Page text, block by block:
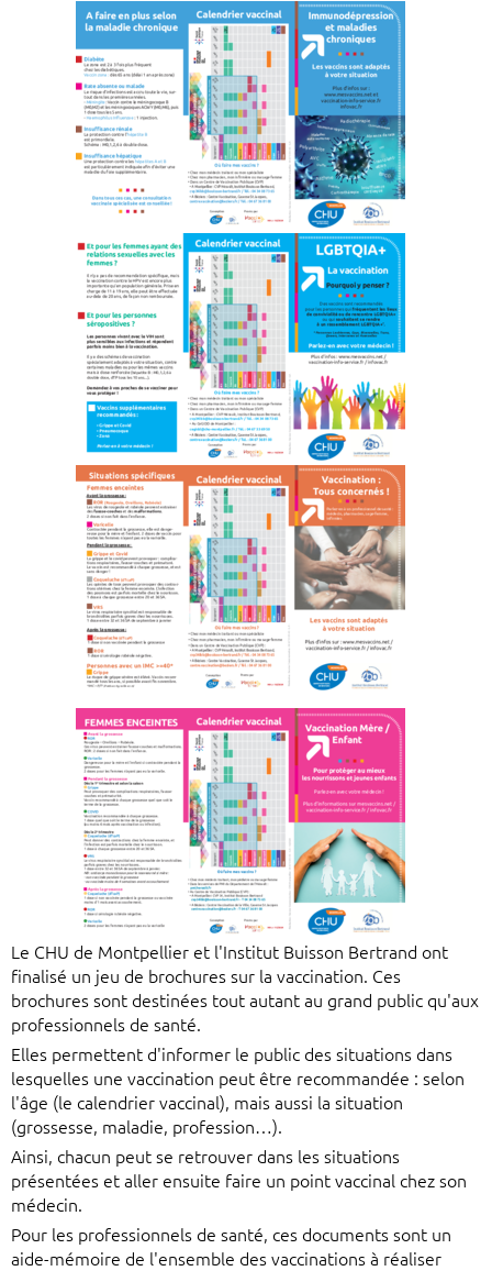
Le CHU de Montpellier et l'Institut Buisson Bertrand ont
finalisé un jeu de brochures sur la vaccination. Ces
brochures sont destinées tout autant au grand public qu'aux
professionnels de santé.
Elles permettent d'informer le public des situations dans
lesquelles une vaccination peut être recommandée : selon
l'âge (le calendrier vaccinal), mais aussi la situation
(grossesse, maladie, profession…).
Ainsi, chacun peut se retrouver dans les situations
présentées et aller ensuite faire un point vaccinal chez son
médecin.
Pour les professionnels de santé, ces documents sont un
aide-mémoire de l'ensemble des vaccinations à réaliser